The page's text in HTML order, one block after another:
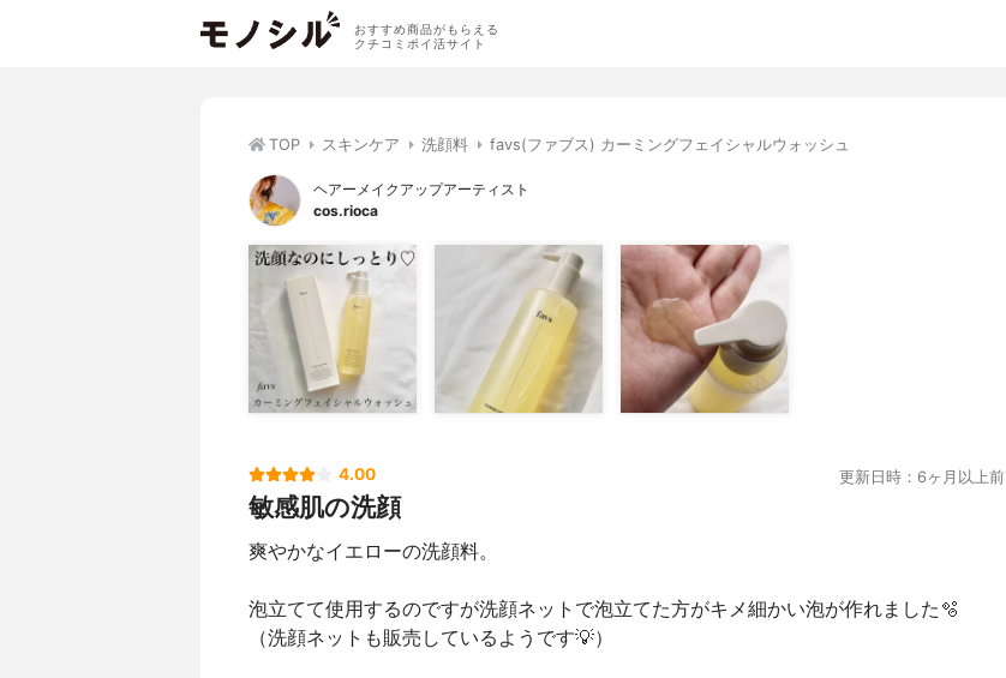
おすすめ商品がもらえる
クチコミポイ活サイト
TOP スキンケア 洗顔料 favs(ファブス) カーミングフェイシャルウォッシュ
ヘアーメイクアップアーティスト
cos.rioca
4.00 更新日時：6ヶ月以上前
敏感肌の洗顔
爽やかなイエローの洗顔料。
泡立てて使用するのですが洗顔ネットで泡立てた方がキメ細かい泡が作れました🫧
（洗顔ネットも販売しているようです💡）